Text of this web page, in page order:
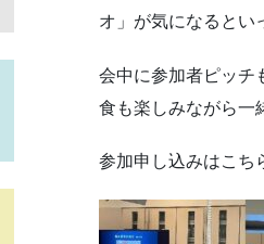
オ」が気になると
会中に参加者ピッチ
食も楽しみながら一
参加申し込みはこち